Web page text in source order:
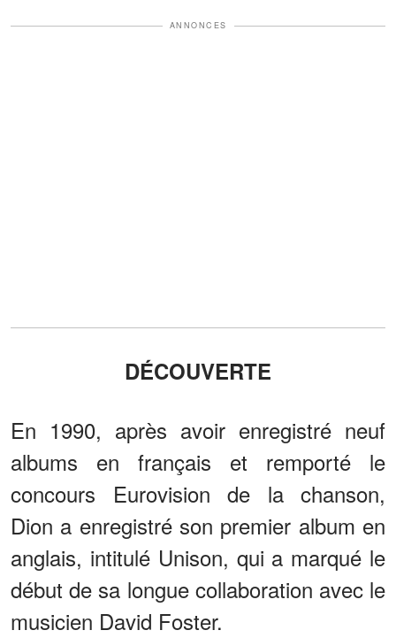
ANNONCES
DÉCOUVERTE
En 1990, après avoir enregistré neuf
albums en français et remporté le
concours Eurovision de la chanson,
Dion a enregistré son premier album en
anglais, intitulé Unison, qui a marqué le
début de sa longue collaboration avec le
musicien David Foster.